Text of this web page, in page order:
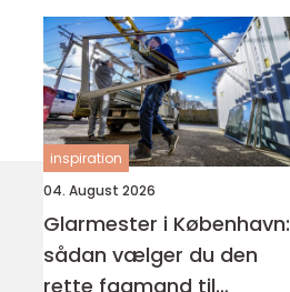
inspiration
04. August 2026
Glarmester i København:
sådan vælger du den
rette fagmand til